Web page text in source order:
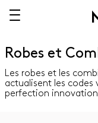
Robes et
Les robes et les
actualisent les codes
perfection